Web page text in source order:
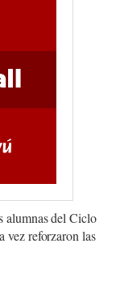
alumnas del Ciclo
vez reforzaron las